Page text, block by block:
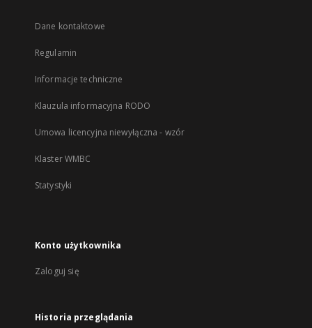
Dane kontaktowe
Regulamin
Informacje techniczne
Klauzula informacyjna RODO
Umowa licencyjna niewyłączna - wzór
Klaster WMBC
Statystyki
Konto użytkownika
Zaloguj się
Historia przeglądania